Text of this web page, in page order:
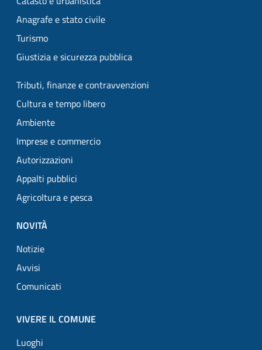
Anagrafe e stato civile
Turismo
Giustizia e sicurezza pubblica
Tributi, finanze e contravvenzioni
Cultura e tempo libero
Ambiente
Imprese e commercio
Autorizzazioni
Appalti pubblici
Agricoltura e pesca
NOVITÀ
Notizie
Avvisi
Comunicati
VIVERE IL COMUNE
Luoghi